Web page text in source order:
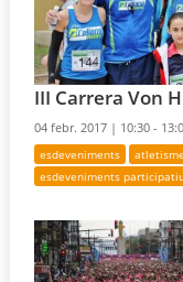
III Carrera Von
04 febr. 2017 | 10:30 -
esdeveniments atletisme
esdeveniments